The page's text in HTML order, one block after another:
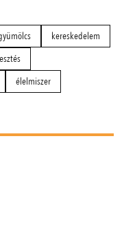
kereskedelem
élelmiszer